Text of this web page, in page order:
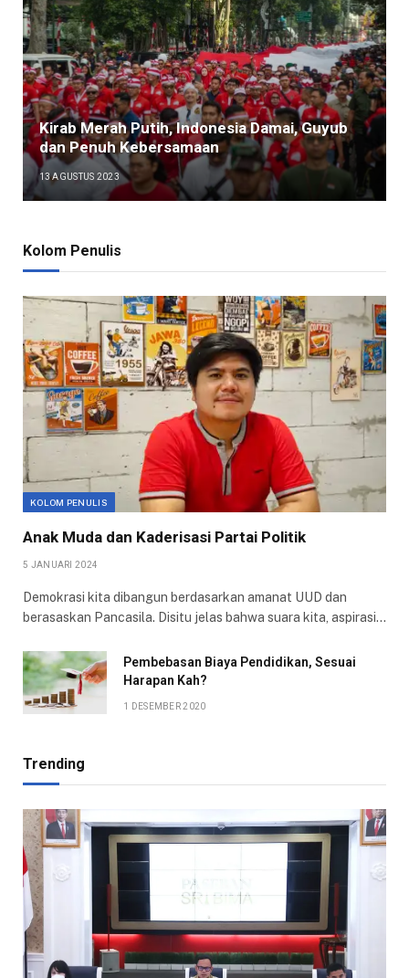
Kirab Merah Putih, Indonesia Damai, Guyub
dan Penuh Kebersamaan
13 AGUSTUS 2023
Kolom Penulis
KOLOM PENULIS
Anak Muda dan Kaderisasi Partai Politik
5 JANUARI 2024
Demokrasi kita dibangun berdasarkan amanat UUD dan
berasaskan Pancasila. Disitu jelas bahwa suara kita, aspirasi…
Pembebasan Biaya Pendidikan, Sesuai
Harapan Kah?
1 DESEMBER 2020
Trending